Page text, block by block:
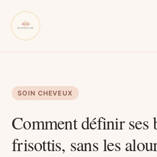
SOIN CHEVEUX
Comment définir ses
frisottis, sans les